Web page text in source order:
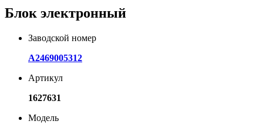
Блок электронный
Заводской номер
A2469005312
Артикул
1627631
Модель